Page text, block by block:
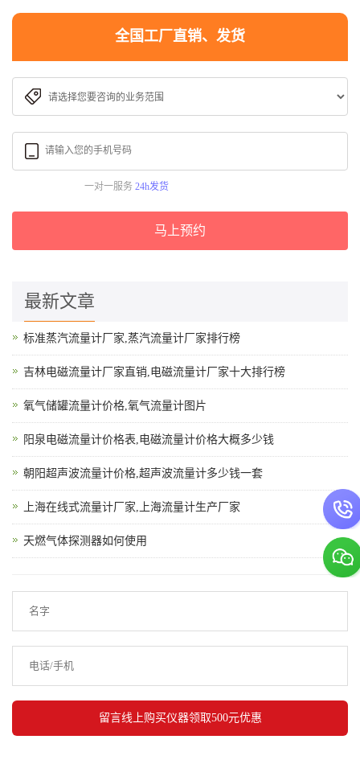
全国工厂直销、发货
一对一服务 24h发货
马上预约
最新文章
标准蒸汽流量计厂家,蒸汽流量计厂家排行榜
吉林电磁流量计厂家直销,电磁流量计厂家十大排行榜
氧气储罐流量计价格,氧气流量计图片
阳泉电磁流量计价格表,电磁流量计价格大概多少钱
朝阳超声波流量计价格,超声波流量计多少钱一套
上海在线式流量计厂家,上海流量计生产厂家
天燃气体探测器如何使用